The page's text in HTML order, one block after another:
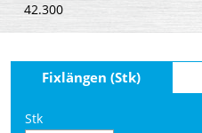
42.300
Fixlängen (Stk)
Stk